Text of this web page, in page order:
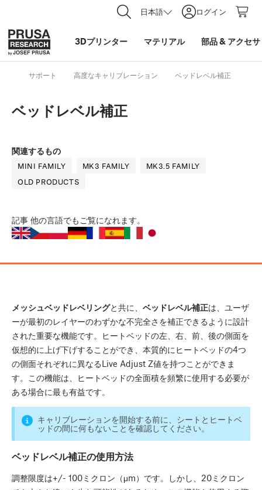
日本語 ログイン
3Dプリンター マテリアル 部品& アクセ
サポート 高度なキャリブレーション ベッドレベル補正
ベッドレベル補正
関連するもの
MINI FAMILY MK3 FAMILY
MK3.5 FAMILY
OLD PRODUCTS
記事 他の言語でもご覧になれます。
メッシュベッドレベリングと共に、 ベッドレベル補正は、ユーザ
ーが最初のレイヤーのわずかな不完全さを補正できるように設計
された重要な機能です。ヒートベッドの左、右、前、後の側面を
仮想的に上げ下げすることができ、本質的にヒートベッドの4つ
の側面それぞれに異なるLive Adjust Z値を持つことができま
す。この機能は、ヒートベッドの全面積を頻繁に使用する必要が
ある場合に最も有益です。
キャリブレーションを開始する前に、シートとヒートベ
ッドの間に何もないことを確認してください。
ベッドレベル補正の使用方法
調整限度は+/- 100ミクロン（μm）です。しかし、20ミクロン